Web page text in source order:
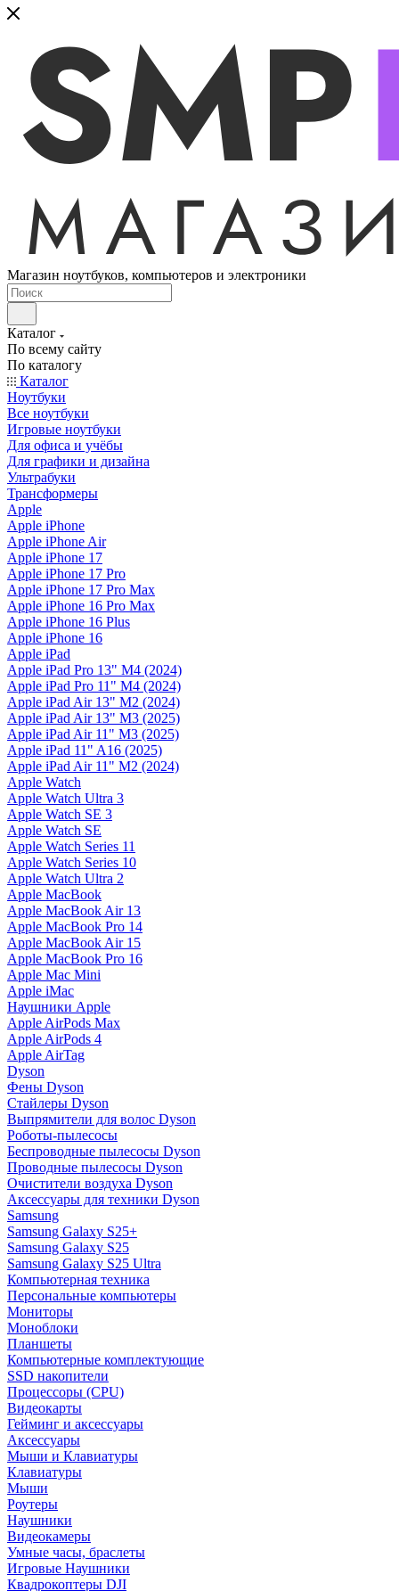
Магазин ноутбуков, компьютеров и электроники
Каталог
По всему сайту
По каталогу
Каталог
Ноутбуки
Все ноутбуки
Игровые ноутбуки
Для офиса и учёбы
Для графики и дизайна
Ультрабуки
Трансформеры
Apple
Apple iPhone
Apple iPhone Air
Apple iPhone 17
Apple iPhone 17 Pro
Apple iPhone 17 Pro Max
Apple iPhone 16 Pro Max
Apple iPhone 16 Plus
Apple iPhone 16
Apple iPad
Apple iPad Pro 13" M4 (2024)
Apple iPad Pro 11" M4 (2024)
Apple iPad Air 13" M2 (2024)
Apple iPad Air 13" M3 (2025)
Apple iPad Air 11" M3 (2025)
Apple iPad 11" A16 (2025)
Apple iPad Air 11" M2 (2024)
Apple Watch
Apple Watch Ultra 3
Apple Watch SE 3
Apple Watch SE
Apple Watch Series 11
Apple Watch Series 10
Apple Watch Ultra 2
Apple MacBook
Apple MacBook Air 13
Apple MacBook Pro 14
Apple MacBook Air 15
Apple MacBook Pro 16
Apple Mac Mini
Apple iMac
Наушники Apple
Apple AirPods Max
Apple AirPods 4
Apple AirTag
Dyson
Фены Dyson
Стайлеры Dyson
Выпрямители для волос Dyson
Роботы-пылесосы
Беспроводные пылесосы Dyson
Проводные пылесосы Dyson
Очистители воздуха Dyson
Аксессуары для техники Dyson
Samsung
Samsung Galaxy S25+
Samsung Galaxy S25
Samsung Galaxy S25 Ultra
Компьютерная техника
Персональные компьютеры
Мониторы
Моноблоки
Планшеты
Компьютерные комплектующие
SSD накопители
Процессоры (CPU)
Видеокарты
Гейминг и аксессуары
Аксессуары
Мыши и Клавиатуры
Клавиатуры
Мыши
Роутеры
Наушники
Видеокамеры
Умные часы, браслеты
Игровые Наушники
Квадрокоптеры DJI